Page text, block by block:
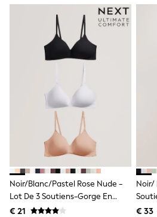
98 - 110cm
116 - 134cm
140 - 174cm
All Clothing
T-Shirts
Dresses
Shorts & Skirts
Coats & Jackets
Sweatshirts & Hoodies
Knitwear
Trousers & Leggings
Sets & Outfits
Tops
Nightwear & Pyjamas
Jumpsuits & Playsuits
Jeans
Shirts & Blouses
Swimwear
Sportswear
Noir/Blanc/Pastel Rose Nude -
Lot De 3 Soutiens-Gorge En
Coton Blend Ultimate Comfort
€ 21
Noir/
€ 33